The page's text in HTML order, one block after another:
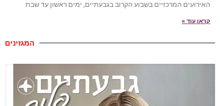
האירועים המרכזיים בשבוע הקרוב בגבעתיים, ימים ראשון עד שבת
קראו עוד »
המגזינים